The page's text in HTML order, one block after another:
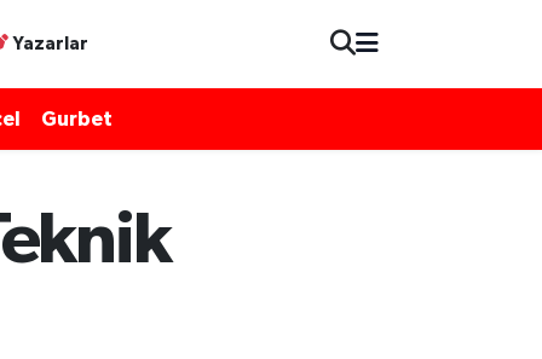
Yazarlar
Gurbet